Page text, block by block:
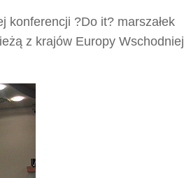
konferencji ?Do it? marszałek
z krajów Europy Wschodniej